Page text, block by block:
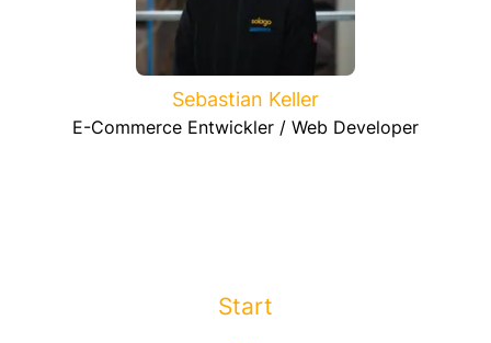
Sebastian Keller
E-Commerce Entwickler / Web Developer
Start